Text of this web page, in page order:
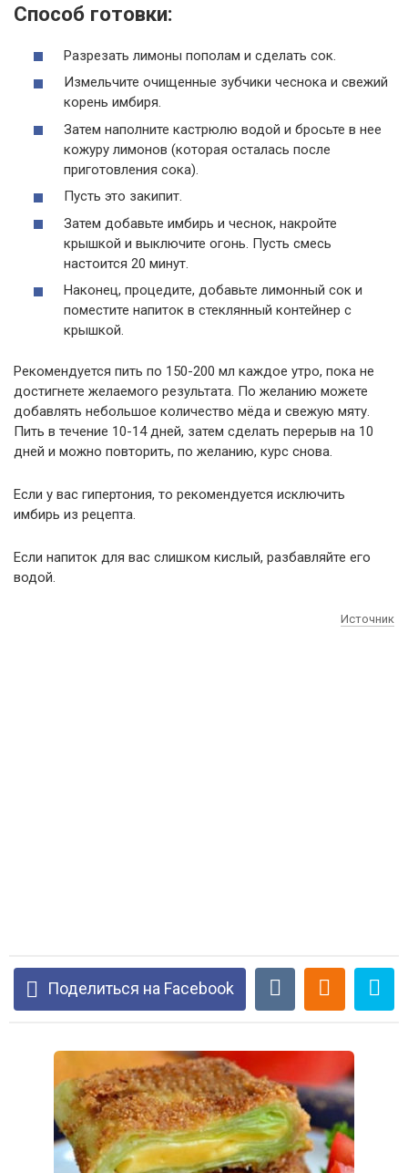
Способ готовки:
Разрезать лимоны пополам и сделать сок.
Измельчите очищенные зубчики чеснока и свежий
корень имбиря.
Затем наполните кастрюлю водой и бросьте в нее
кожуру лимонов (которая осталась после
приготовления сока).
Пусть это закипит.
Затем добавьте имбирь и чеснок, накройте
крышкой и выключите огонь. Пусть смесь
настоится 20 минут.
Наконец, процедите, добавьте лимонный сок и
поместите напиток в стеклянный контейнер с
крышкой.
Рекомендуется пить по 150-200 мл каждое утро, пока не
достигнете желаемого результата. По желанию можете
добавлять небольшое количество мёда и свежую мяту.
Пить в течение 10-14 дней, затем сделать перерыв на 10
дней и можно повторить, по желанию, курс снова.
Если у вас гипертония, то рекомендуется исключить
имбирь из рецепта.
Если напиток для вас слишком кислый, разбавляйте его
водой.
Источник
Поделиться на Facebook